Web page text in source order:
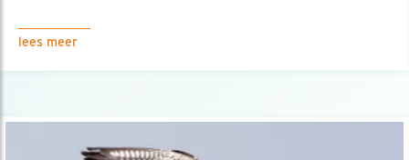
lees meer